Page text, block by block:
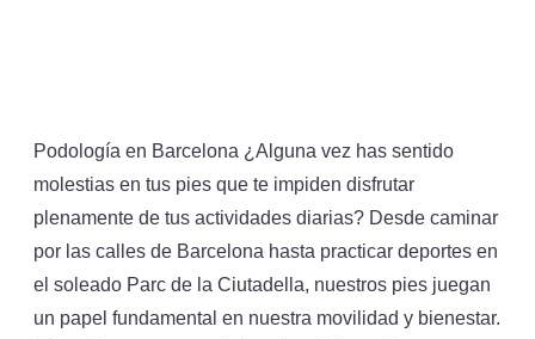
Podología en Barcelona ¿Alguna vez has sentido
molestias en tus pies que te impiden disfrutar
plenamente de tus actividades diarias? Desde caminar
por las calles de Barcelona hasta practicar deportes en
el soleado Parc de la Ciutadella, nuestros pies juegan
un papel fundamental en nuestra movilidad y bienestar.